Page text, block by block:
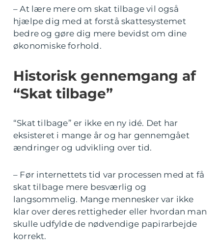
– At lære mere om skat tilbage vil også
hjælpe dig med at forstå skattesystemet
bedre og gøre dig mere bevidst om dine
økonomiske forhold.
Historisk gennemgang af
“Skat tilbage”
“Skat tilbage” er ikke en ny idé. Det har
eksisteret i mange år og har gennemgået
ændringer og udvikling over tid.
– Før internettets tid var processen med at få
skat tilbage mere besværlig og
langsommelig. Mange mennesker var ikke
klar over deres rettigheder eller hvordan man
skulle udfylde de nødvendige papirarbejde
korrekt.